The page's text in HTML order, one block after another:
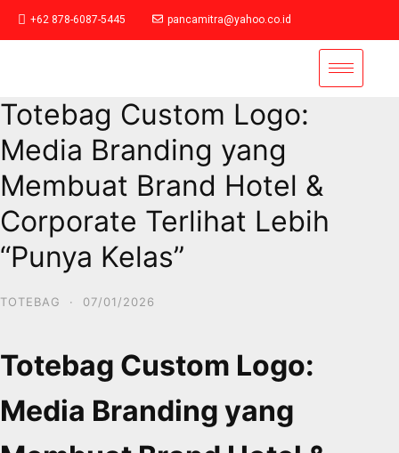
+62 878-6087-5445 pancamitra@yahoo.co.id
Totebag Custom Logo:
Media Branding yang
Membuat Brand Hotel &
Corporate Terlihat Lebih
“Punya Kelas”
TOTEBAG · 07/01/2026
Totebag Custom Logo:
Media Branding yang